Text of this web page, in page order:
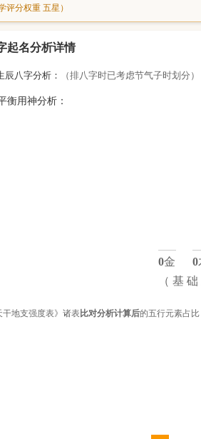
评分权重 五星）
起名分析详情
辰八字分析： （排八字时已考虑节气子时划分）
衡用神分析：
0金 0
（ 基
干地支强度表》诸表比对分析计算后的五行元素占比